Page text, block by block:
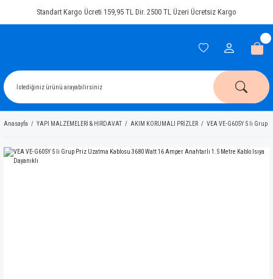
Standart Kargo Ücreti 159,95 TL Dir. 2500 TL Üzeri Ücretsiz Kargo
Anasayfa YAPI MALZEMELERİ & HIRDAVAT AKIM KORUMALI PRİZLER VEA VE-G605Y 5 li Grup